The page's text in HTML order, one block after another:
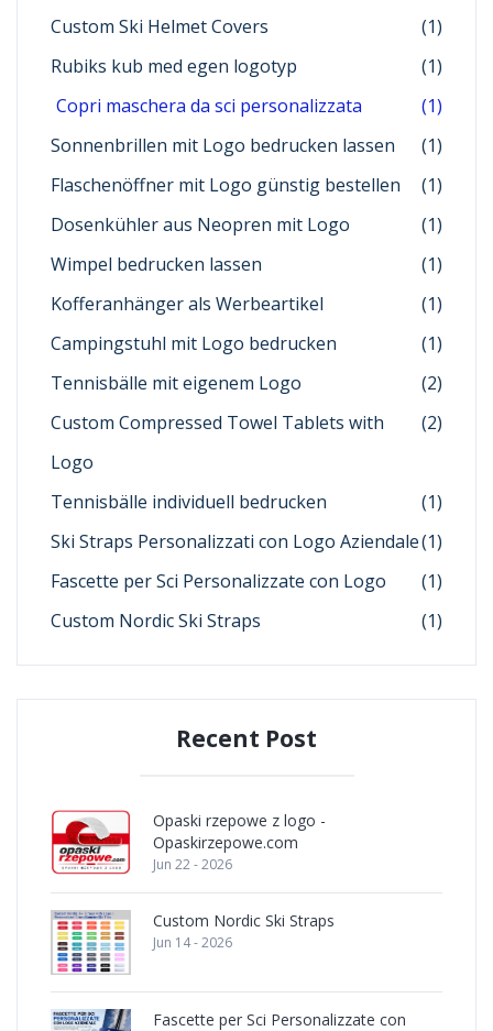
Custom Ski Helmet Covers
(1)
Rubiks kub med egen logotyp
(1)
Copri maschera da sci personalizzata
(1)
Sonnenbrillen mit Logo bedrucken lassen
(1)
Flaschenöffner mit Logo günstig bestellen
(1)
Dosenkühler aus Neopren mit Logo
(1)
Wimpel bedrucken lassen
(1)
Kofferanhänger als Werbeartikel
(1)
Campingstuhl mit Logo bedrucken
(1)
Tennisbälle mit eigenem Logo
(2)
Custom Compressed Towel Tablets with
Logo
(2)
Tennisbälle individuell bedrucken
(1)
Ski Straps Personalizzati con Logo Aziendale(1)
Fascette per Sci Personalizzate con Logo
(1)
Custom Nordic Ski Straps
(1)
Recent Post
Opaski rzepowe z logo -
Opaskirzepowe.com
Jun 22 - 2026
Custom Nordic Ski Straps
Jun 14 - 2026
Fascette per Sci Personalizzate con